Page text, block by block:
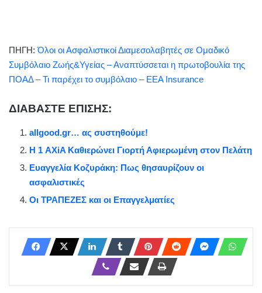
ΠΗΓΗ:Όλοι οι Ασφαλιστικοί Διαμεσολαβητές σε Ομαδικό
Συμβόλαιο Ζωής&Υγείας – Αναπτύσσεται η πρωτοβουλία της
ΠΟΑΔ – Τι παρέχει το συμβόλαιο – EEA Insurance
ΔΙΑΒΑΣΤΕ ΕΠΙΣΗΣ:
allgood.gr… ας συστηθούμε!
Η 1 AXiA Καθιερώνει Γιορτή Αφιερωμένη στον Πελάτη
Ευαγγελία Κοζυράκη: Πως θησαυρίζουν οι
ασφαλιστικές
Οι ΤΡΑΠΕΖΕΣ και οι Επαγγελματίες